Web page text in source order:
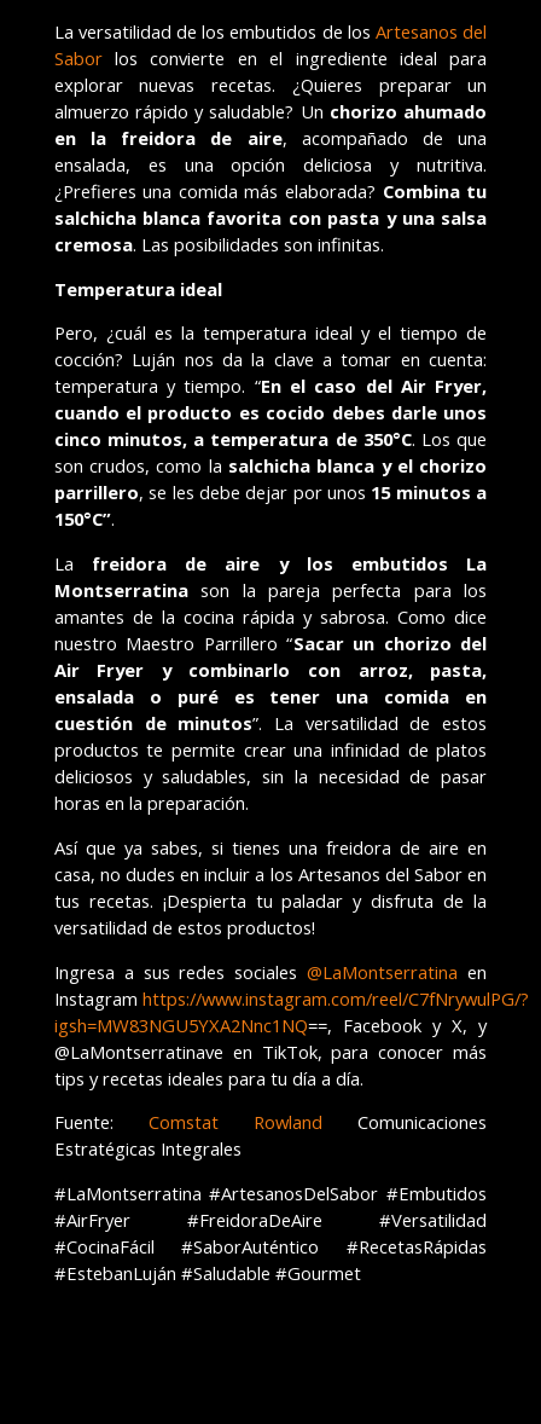
La versatilidad de los embutidos de losArtesanos del
Saborlos convierte en el ingrediente ideal para
explorar nuevas recetas. ¿Quieres preparar un
almuerzo rápido y saludable? Un chorizo ahumado
en la freidora de aire, acompañado de una
ensalada, es una opción deliciosa y nutritiva.
¿Prefieres una comida más elaborada? Combina tu
salchicha blanca favorita con pasta y una salsa
cremosa. Las posibilidades son infinitas.
Temperatura ideal
Pero, ¿cuál es la temperatura ideal y el tiempo de
cocción? Luján nos da la clave a tomar en cuenta:
temperatura y tiempo. “En el caso del Air Fryer,
cuando el producto es cocido debes darle unos
cinco minutos, a temperatura de 350°C. Los que
son crudos, como la salchicha blanca y el chorizo
parrillero, se les debe dejar por unos 15 minutos a
150°C”.
La freidora de aire y los embutidos La
Montserratinason la pareja perfecta para los
amantes de la cocina rápida y sabrosa. Como dice
nuestro Maestro Parrillero “Sacar un chorizo del
Air Fryer y combinarlo con arroz, pasta,
ensalada o puré es tener una comida en
cuestión de minutos”. La versatilidad de estos
productos te permite crear una infinidad de platos
deliciosos y saludables, sin la necesidad de pasar
horas en la preparación.
Así que ya sabes, si tienes una freidora de aire en
casa, no dudes en incluir a los Artesanos del Sabor en
tus recetas. ¡Despierta tu paladar y disfruta de la
versatilidad de estos productos!
Ingresa a sus redes sociales@LaMontserratina en
Instagram https://www.instagram.com/reel/C7fNrywulPG/?
igsh=MW83NGU5YXA2Nnc1NQ==, Facebook y X, y
@LaMontserratinave en TikTok, para conocer más
tips y recetas ideales para tu día a día.
Fuente: Comstat Rowland Comunicaciones
Estratégicas Integrales
#LaMontserratina #ArtesanosDelSabor #Embutidos
#AirFryer #FreidoraDeAire #Versatilidad
#CocinaFácil #SaborAuténtico #RecetasRápidas
#EstebanLuján #Saludable #Gourmet